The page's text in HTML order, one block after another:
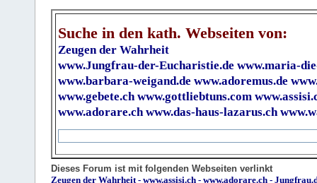
Suche in den kath. Webseiten von:
Zeugen der Wahrheit
www.Jungfrau-der-Eucharistie.de www.maria-
www.barbara-weigand.de www.adoremus.de
www.gebete.ch www.gottliebtuns.com
www.adorare.ch www.das-haus-lazarus.ch
Dieses Forum ist mit folgenden Webseiten verlinkt
Zeugen der Wahrheit - www.assisi.ch - www.adorare.ch -